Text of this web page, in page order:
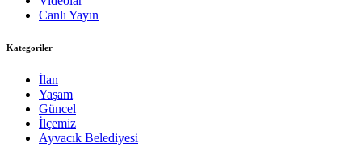
Canlı Yayın
Kategoriler
İlan
Yaşam
Güncel
İlçemiz
Ayvacık Belediyesi